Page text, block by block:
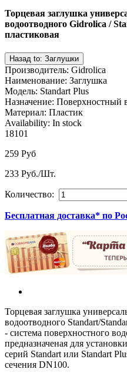
Торцевая заглушка
водоотводного Gidrolica /
пластиковая
Производитель: Gidrolica
Наименование: Заглушка
Модель: Standart Plus
Назначение: Поверхностный
Материал: Пластик
Availability: In stock
18101
259 Руб
233 Руб./Шт.
Количество:
Бесплатная доставка* по
Торцевая заглушка
водоотводного Standart/
- система поверхностного
предназначеная для
серий Standart или Standart
сечения DN100.